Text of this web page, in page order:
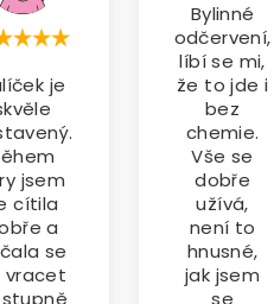
je
jsem
cítila
a
se
vracet
Bylinné
odčervení,
líbí se mi,
že to jde i
bez
chemie.
Vše se
dobře
užívá,
není to
hnusné,
jak jsem
se